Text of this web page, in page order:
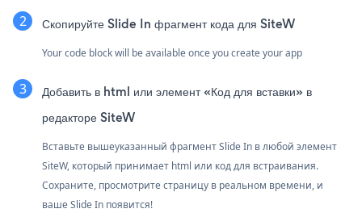
Скопируйте Slide In фрагмент кода для SiteW
Your code block will be available once you create your app
Добавить в html или элемент «Код для вставки» в
редакторе SiteW
Вставьте вышеуказанный фрагмент Slide In в любой элемент
SiteW, который принимает html или код для встраивания.
Сохраните, просмотрите страницу в реальном времени, и
ваше Slide In появится!